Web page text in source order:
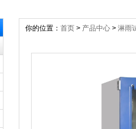
你的位置： 首页 > 产品中心 > 淋雨